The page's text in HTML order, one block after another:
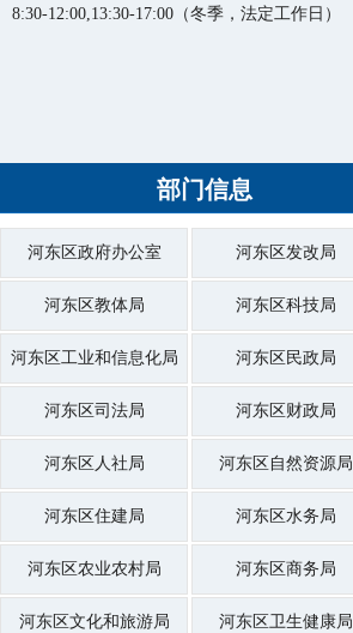
8:30-12:00,13:30-17:00 （冬季，法定工作日）
部门信息
河东区政府办公室 河东区发改局
河东区教体局 河东区科技局
河东区工业和信息化局 河东区民政局
河东区司法局 河东区财政局
河东区人社局 河东区自然资源局
河东区住建局 河东区水务局
河东区农业农村局 河东区商务局
河东区文化和旅游局 河东区卫生健康局